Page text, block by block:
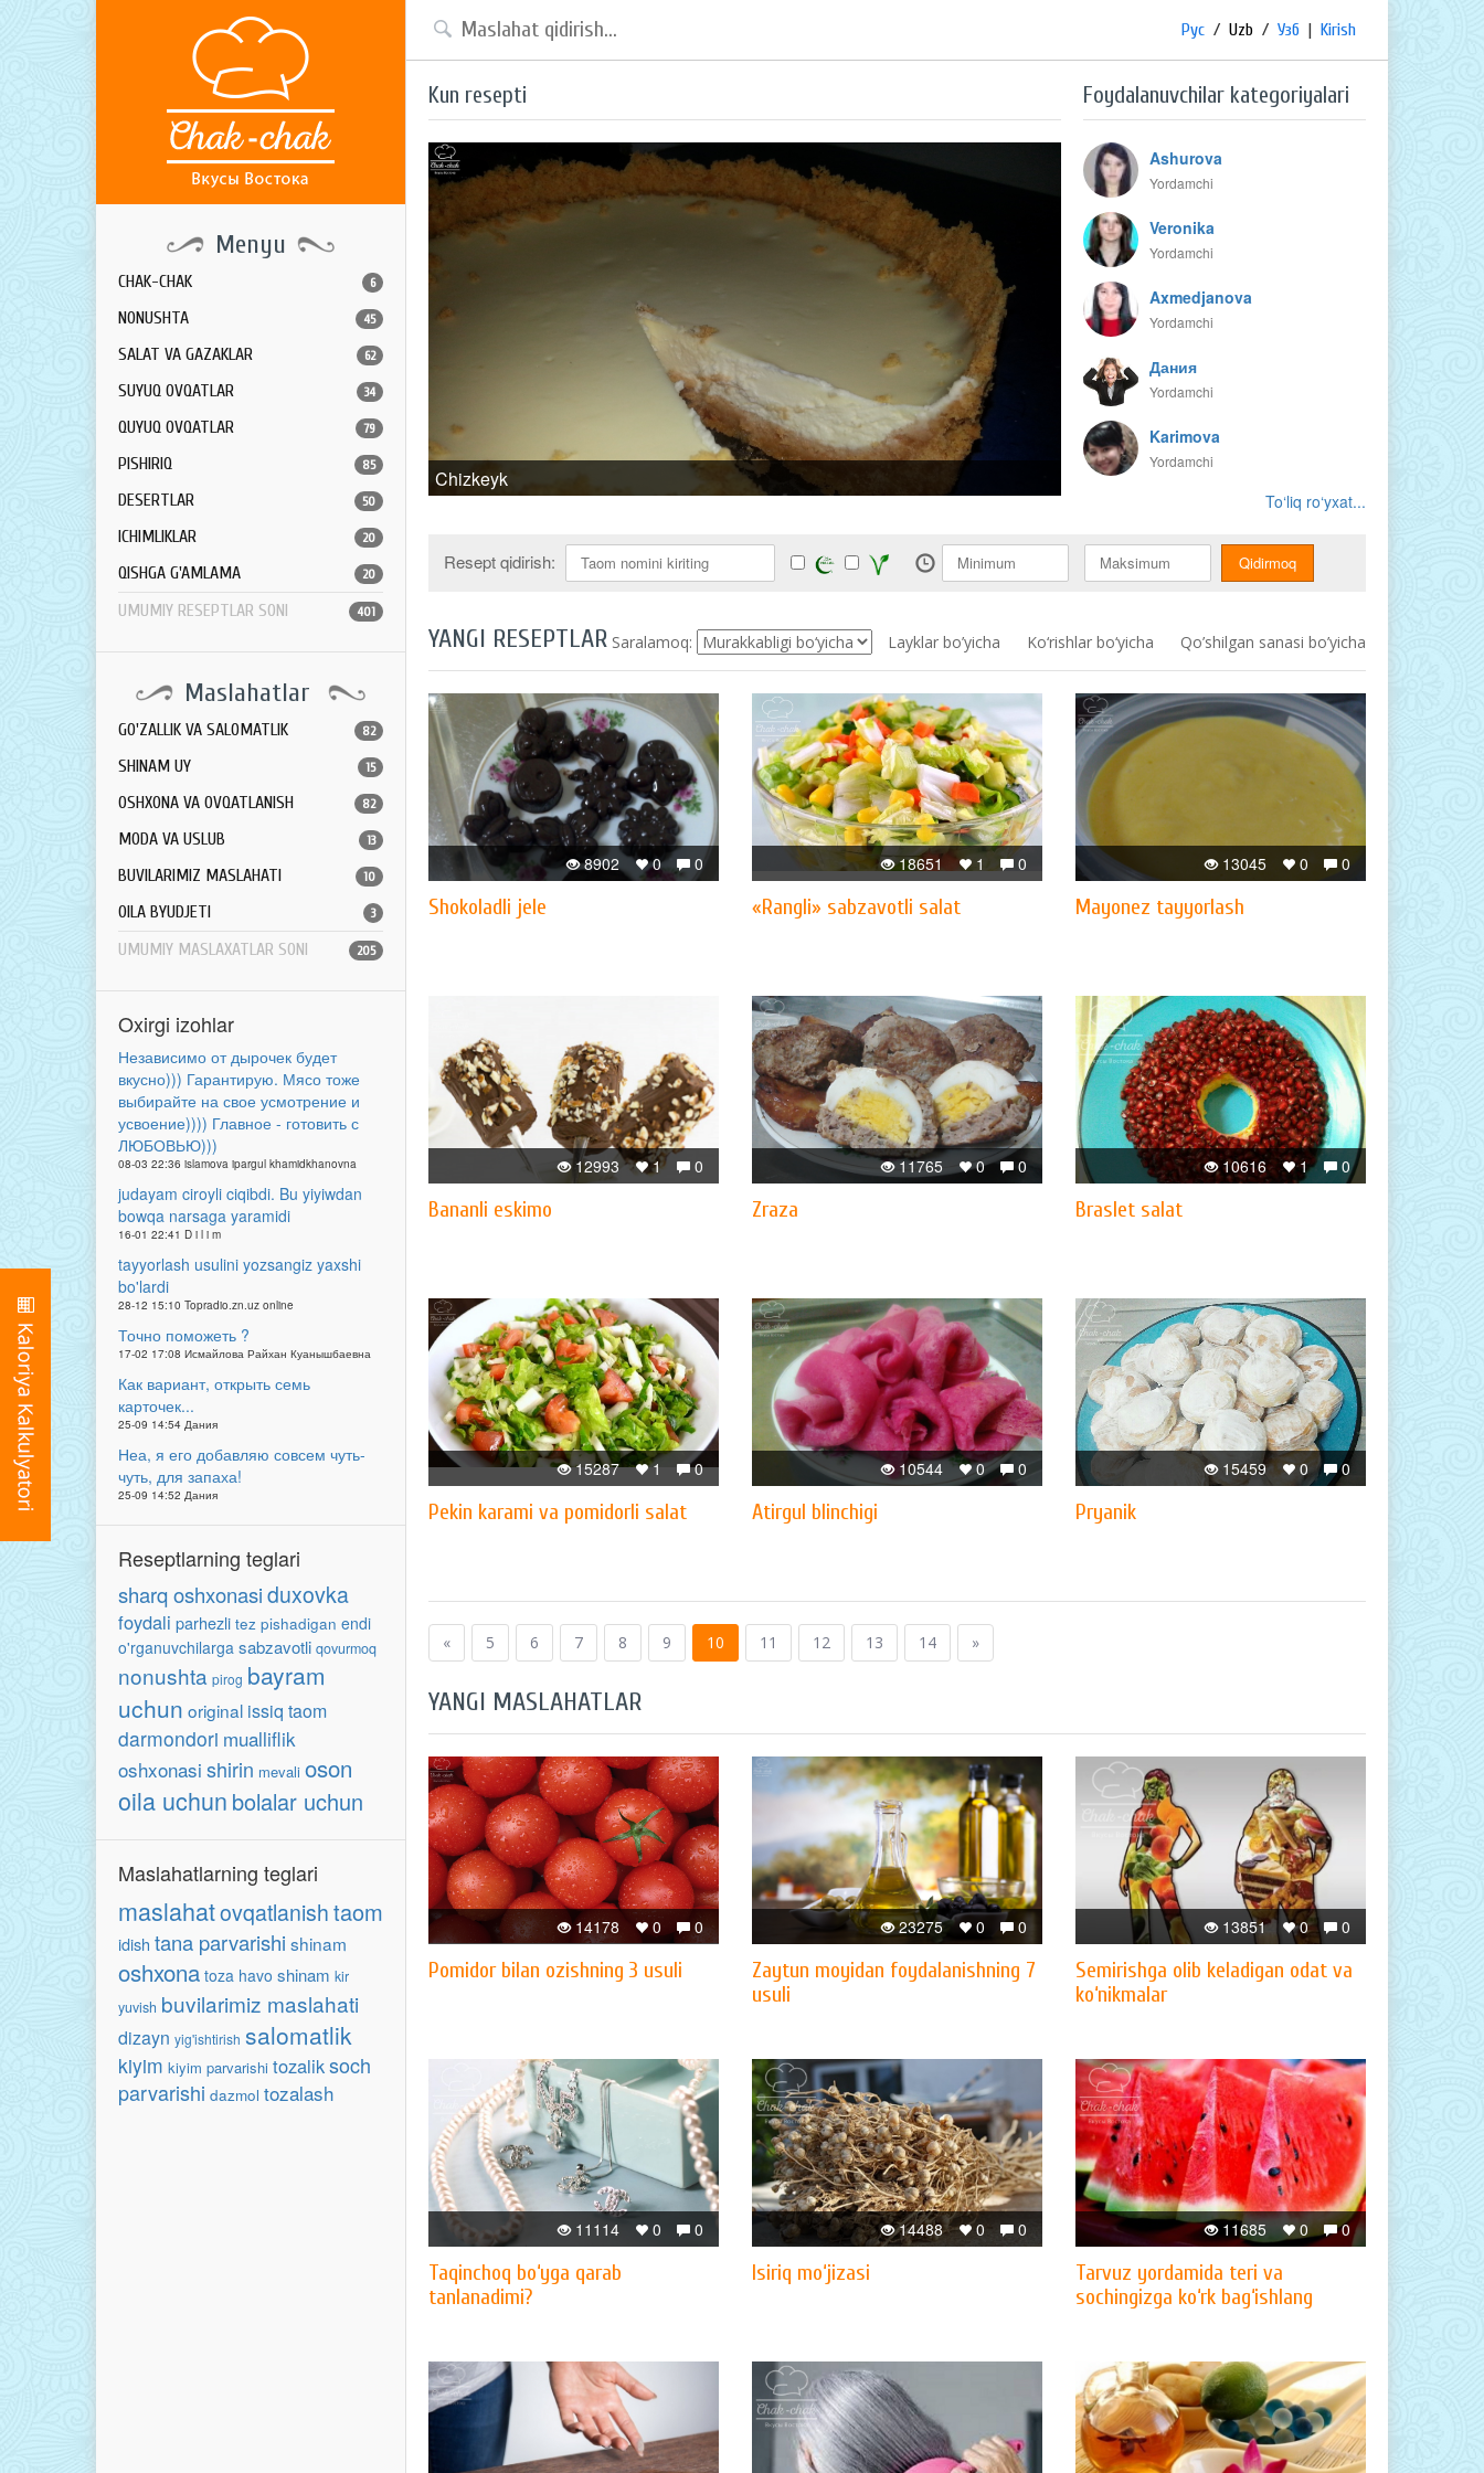
Menyu
CHAK-CHAK 6
NONUSHTA 45
SALAT VA GAZAKLAR 62
SUYUQ OVQATLAR 34
QUYUQ OVQATLAR 79
PISHIRIQ 85
DESERTLAR 50
ICHIMLIKLAR 20
QISHGA G'AMLAMA 20
UMUMIY RESEPTLAR SONI 401
Maslahatlar
GO'ZALLIK VA SALOMATLIK 82
SHINAM UY 15
OSHXONA VA OVQATLANISH 82
MODA VA USLUB 13
BUVILARIMIZ MASLAHATI 10
OILA BYUDJETI 3
UMUMIY MASLAXATLAR SONI 205
Oxirgi izohlar
Независимо от дырочек будет
вкусно))) Гарантирую. Мясо тоже
выбирайте на свое усмотрение и
усвоение)))) Главное - готовить с
ЛЮБОВЬЮ)))
08-03 22:36 islamova ipargul khamidkhanovna
judayam ciroyli ciqibdi. Bu yiyiwdan
bowqa narsaga yaramidi
16-01 22:41 D i l i m
tayyorlash usulini yozsangiz yaxshi
bo'lardi
28-12 15:10 Topradio.zn.uz online
Точно поможеть ?
17-02 17:08 Исмайлова Райхан Куанышбаевна
Как вариант, открыть семь
карточек...
25-09 14:54 Дания
Неа, я его добавляю совсем чуть-
чуть, для запаха!
25-09 14:52 Дания
Reseptlarning teglari
sharq oshxonasiduxovka
foydali parhezli tez pishadigan endi
o'rganuvchilarga sabzavotli qovurmoq
nonushta pirog bayram
uchun original issiq taom
darmondori mualliflik
oshxonasi shirin mevali oson
oila uchun bolalar uchun
Maslahatlarning teglari
maslahatovqatlanishtaom
idish tana parvarishi shinam
oshxona toza havo shinam kir
yuvish buvilarimiz maslahati
dizayn yig'ishtirish salomatlik
kiyim kiyim parvarishi tozaliksoch
parvarishi dazmol tozalash
Рус / Uzb / Узб | Kirish
Kun resepti
Chizkeyk
Foydalanuvchilar kategoriyalari
Ashurova
Yordamchi
Veronika
Yordamchi
Axmedjanova
Yordamchi
Дания
Yordamchi
Karimova
Yordamchi
To‘liq ro‘yxat...
Resept qidirish:
YANGI RESEPTLAR Saralamoq: Layklar bo’yicha Ko‘rishlar bo‘yicha Qo’shilgan sanasi bo’yicha
0
0
8902
Shokoladli jele
0
1
18651
«Rangli» sabzavotli salat
0
0
13045
Mayonez tayyorlash
0
1
12993
Bananli eskimo
0
0
11765
Zraza
0
1
10616
Braslet salat
0
1
15287
Pekin karami va pomidorli salat
0
0
10544
Atirgul blinchigi
0
0
15459
Pryanik
« 5 6 7 8 9 10 11 12 13 14 »
YANGI MASLAHATLAR
0
0
14178
Pomidor bilan ozishning 3 usuli
0
0
23275
Zaytun moyidan foydalanishning 7
usuli
0
0
13851
Semirishga olib keladigan odat va
ko‘nikmalar
0
0
11114
Taqinchoq bo‘yga qarab
tanlanadimi?
0
0
14488
Isiriq mo‘jizasi
0
0
11685
Tarvuz yordamida teri va
sochingizga ko‘rk bag‘ishlang